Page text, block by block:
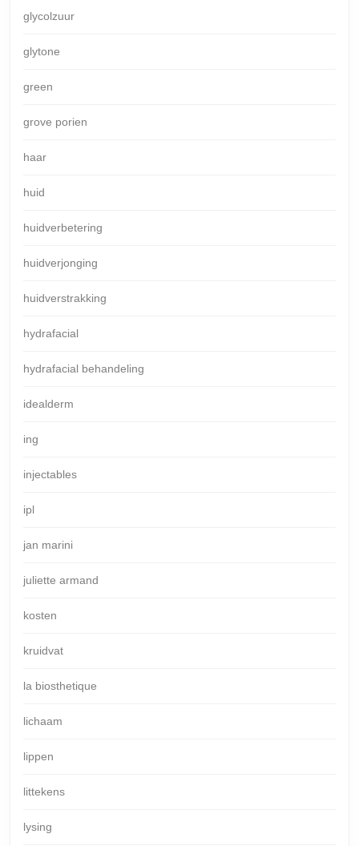
glycolzuur
glytone
green
grove porien
haar
huid
huidverbetering
huidverjonging
huidverstrakking
hydrafacial
hydrafacial behandeling
idealderm
ing
injectables
ipl
jan marini
juliette armand
kosten
kruidvat
la biosthetique
lichaam
lippen
littekens
lysing